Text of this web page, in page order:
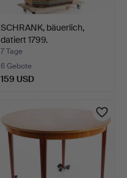
SCHRANK, bäuerlich,
datiert 1799.
7 Tage
6 Gebote
159 USD